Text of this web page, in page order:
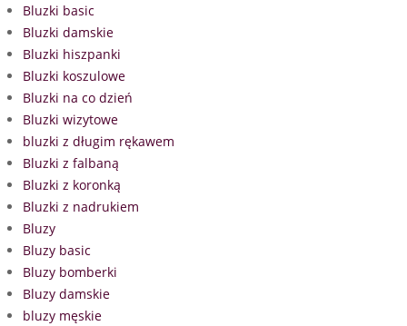
Bluzki basic
Bluzki damskie
Bluzki hiszpanki
Bluzki koszulowe
Bluzki na co dzień
Bluzki wizytowe
bluzki z długim rękawem
Bluzki z falbaną
Bluzki z koronką
Bluzki z nadrukiem
Bluzy
Bluzy basic
Bluzy bomberki
Bluzy damskie
bluzy męskie